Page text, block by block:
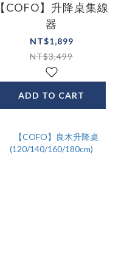
【COFO】升降桌集線
器
NT$1,899
NT$3,499
ADD TO CART